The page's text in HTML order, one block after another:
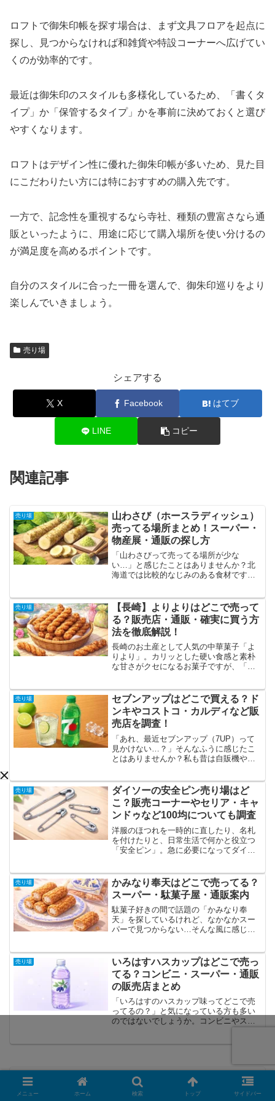
ロフトで御朱印帳を探す場合は、まず文具フロアを起点に
探し、見つからなければ和雑貨や特設コーナーへ広げてい
くのが効率的です。
最近は御朱印のスタイルも多様化しているため、「書くタ
イプ」か「保管するタイプ」かを事前に決めておくと選び
やすくなります。
ロフトはデザイン性に優れた御朱印帳が多いため、見た目
にこだわりたい方には特におすすめの購入先です。
一方で、記念性を重視するなら寺社、種類の豊富さなら通
販といったように、用途に応じて購入場所を使い分けるの
が満足度を高めるポイントです。
自分のスタイルに合った一冊を選んで、御朱印巡りをより
楽しんでいきましょう。
売り場
シェアする
X Facebook はてブ
LINE コピー
関連記事
売り場
山わさび（ホースラディッシュ）
売ってる場所まとめ！スーパー・
物産展・通販の探し方
「山わさびって売ってる場所が少な
い…」と感じたことはありませんか？北
海道では比較的なじみのある食材です
が現実です。特に“生の山わさび”は入荷が
不定期なため、闇雲に探すより...
売り場
【長崎】よりよりはどこで売って
る？販売店・通販・確実に買う方
法を徹底解説！
長崎のお土産として人気の中華菓子「よ
りより」。カリッとした硬い食感と素朴
な甘さがクセになるお菓子ですが、「ど
うか。結論から言うと、よりよりは主に
長崎県内の土産店や空港・...
売り場
セブンアップはどこで買える？ド
ンキやコストコ・カルディなど販
売店を調査！
「あれ、最近セブンアップ（7UP）って
見かけない…？」そんなふうに感じたこ
とはありませんか？私も昔は自販機やス
然見つからず驚きました。セブンアップ
は、スプライトとは少し...
売り場
ダイソーの安全ピン売り場はど
こ？販売コーナーやセリア・キャ
ンドゥなど100均についても調査
洋服のほつれを一時的に直したり、名札
を付けたりと、日常生活で何かと役立つ
「安全ピン」。急に必要になってダイソ
回った経験がある方も多いのではないで
しょうか。ダイソーでは安...
売り場
かみなり奉天はどこで売ってる？
スーパー・駄菓子屋・通販案内
駄菓子好きの間で話題の「かみなり奉
天」を探しているけれど、なかなかスー
パーで見つからない…そんな風に感じて
るのか分からないという人も多いはずで
す。この記事では、かみなり...
売り場
いろはすハスカップはどこで売っ
てる？コンビニ・スーパー・通販
の販売店まとめ
「いろはすのハスカップ味ってどこで売
ってるの？」と気になっている方も多い
のではないでしょうか。コンビニやスー
セリアのホログラムシート売り場はど
こ？100均の置き場所とダイソー・キャン
メニュー ホーム 検索 トップ サイドバー